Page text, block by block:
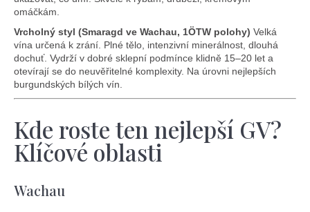
omáčkám.
Vrcholný styl (Smaragd ve Wachau, 1ÖTW polohy) Velká
vína určená k zrání. Plné tělo, intenzivní minerálnost, dlouhá
dochuť. Vydrží v dobré sklepní podmínce klidně 15–20 let a
otevírají se do neuvěřitelné komplexity. Na úrovni nejlepších
burgundských bílých vín.
Kde roste ten nejlepší GV?
Klíčové oblasti
Wachau